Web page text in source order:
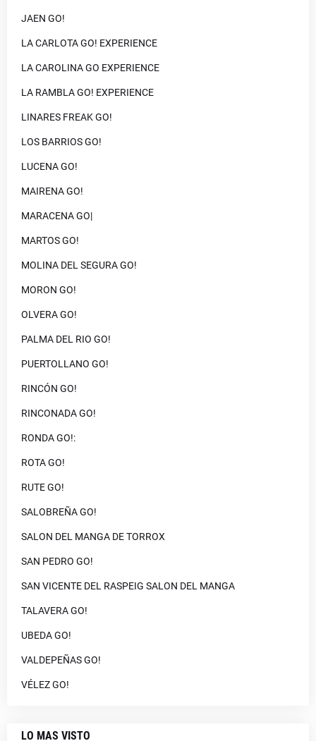
JAEN GO!
LA CARLOTA GO! EXPERIENCE
LA CAROLINA GO EXPERIENCE
LA RAMBLA GO! EXPERIENCE
LINARES FREAK GO!
LOS BARRIOS GO!
LUCENA GO!
MAIRENA GO!
MARACENA GO|
MARTOS GO!
MOLINA DEL SEGURA GO!
MORON GO!
OLVERA GO!
PALMA DEL RIO GO!
PUERTOLLANO GO!
RINCÓN GO!
RINCONADA GO!
RONDA GO!:
ROTA GO!
RUTE GO!
SALOBREÑA GO!
SALON DEL MANGA DE TORROX
SAN PEDRO GO!
SAN VICENTE DEL RASPEIG SALON DEL MANGA
TALAVERA GO!
UBEDA GO!
VALDEPEÑAS GO!
VÉLEZ GO!
LO MAS VISTO